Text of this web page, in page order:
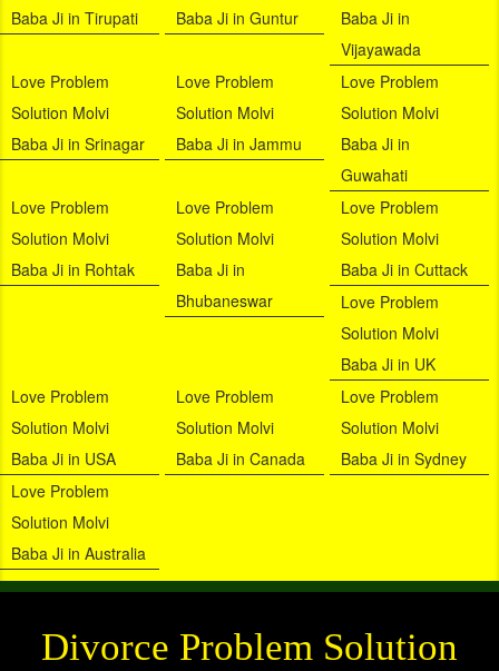
Baba Ji in Tirupati
Baba Ji in Guntur
Baba Ji in
Vijayawada
Love Problem
Solution Molvi
Baba Ji in Srinagar
Love Problem
Solution Molvi
Baba Ji in Jammu
Love Problem
Solution Molvi
Baba Ji in
Guwahati
Love Problem
Solution Molvi
Baba Ji in Rohtak
Love Problem
Solution Molvi
Baba Ji in
Bhubaneswar
Love Problem
Solution Molvi
Baba Ji in Cuttack
Love Problem
Solution Molvi
Baba Ji in UK
Love Problem
Solution Molvi
Baba Ji in USA
Love Problem
Solution Molvi
Baba Ji in Canada
Love Problem
Solution Molvi
Baba Ji in Sydney
Love Problem
Solution Molvi
Baba Ji in Australia
Divorce Problem Solution